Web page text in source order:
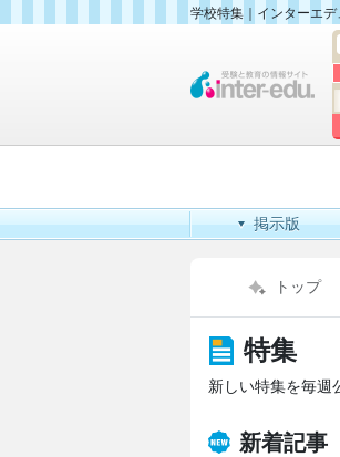
学校特集 インターエ
掲示版
トップ
特集
新しい特集を毎週
新着記事